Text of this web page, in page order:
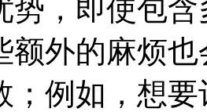
势，即使包
额外的麻烦
；例如，想